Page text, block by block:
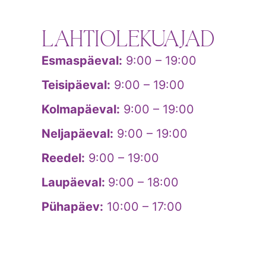
LAHTIOLEKUAJAD
Esmaspäeval: 9:00 – 19:00
Teisipäeval: 9:00 – 19:00
Kolmapäeval: 9:00 – 19:00
Neljapäeval: 9:00 – 19:00
Reedel: 9:00 – 19:00
Laupäeval: 9:00 – 18:00
Pühapäev: 10:00 – 17:00